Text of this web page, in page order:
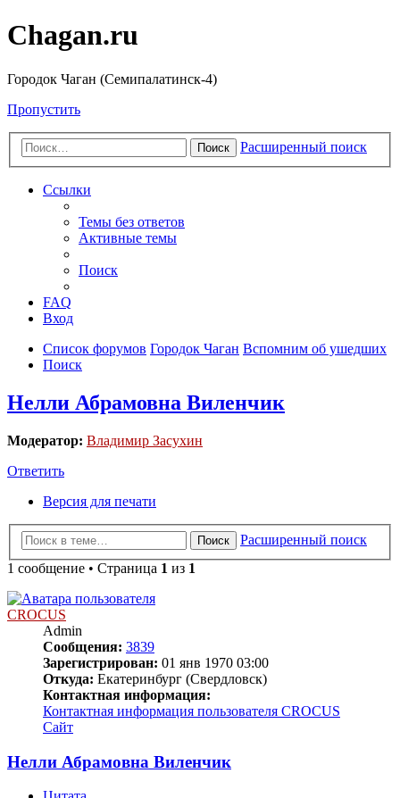
Chagan.ru
Городок Чаган (Семипалатинск-4)
Пропустить
Поиск Расширенный поиск
Ссылки
Темы без ответов
Активные темы
Поиск
FAQ
Вход
Список форумов Городок Чаган Вспомним об ушедших
Поиск
Нелли Абрамовна Виленчик
Модератор: Владимир Засухин
Ответить
Версия для печати
Поиск
Расширенный поиск
1 сообщение • Страница 1 из 1
CROCUS
Admin
Сообщения: 3839
Зарегистрирован: 01 янв 1970 03:00
Откуда: Екатеринбург (Свердловск)
Контактная информация:
Контактная информация пользователя CROCUS
Сайт
Нелли Абрамовна Виленчик